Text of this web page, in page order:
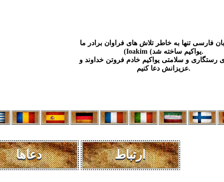
فارسی تنها به خاطر تلاش های فراوان برادر ما
(Ioakim (یواکیم ساخته شد.
رستگاری و سلامتی یواکیم خادم فروتن خداوند و
عزیزانش دعا کنیم.
دعاها ارتباط